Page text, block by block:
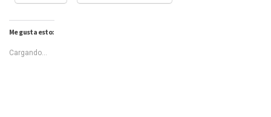
Me gusta esto:
Cargando...